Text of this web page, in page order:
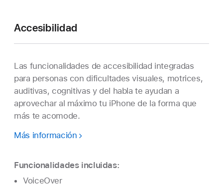
Accesibilidad
Las funcionalidades de accesibilidad integradas
para personas con dificultades visuales, motrices,
auditivas, cognitivas y del habla te ayudan a
aprovechar al máximo tu iPhone de la forma que
más te acomode.
Más información
Funcionalidades incluidas:
VoiceOver